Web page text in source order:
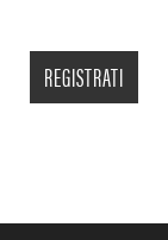
REGISTRATI